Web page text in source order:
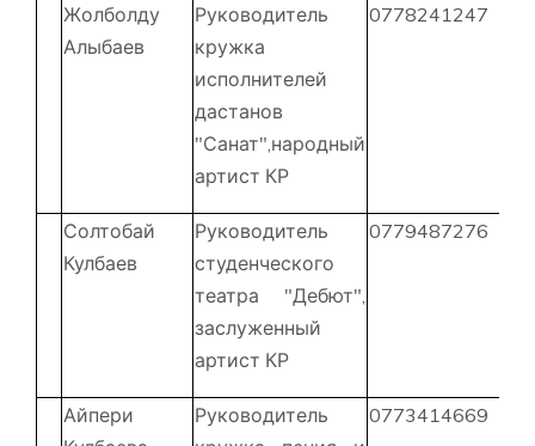
Жолболду
Алыбаев
Руководитель
кружка
исполнителей
дастанов
"Санат",народный
артист КР
0778241247
Солтобай
Кулбаев
Руководитель
студенческого
театра "Дебют",
заслуженный
артист КР
0779487276
Айпери
Руководитель
0773414669